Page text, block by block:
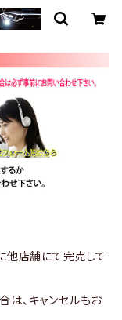
他店舗にて完売して
、キャンセルもお